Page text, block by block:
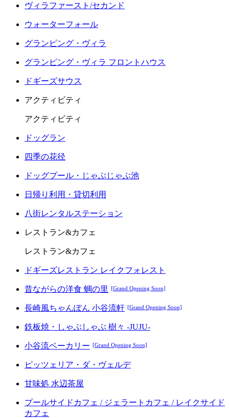
ヴィラファースト/セカンド
ウォーターフォール
グランピング・ヴィラ
グランピング・ヴィラ フロントハウス
ドギーズサウス
アクティビティ
アクティビティ
ドッグラン
四季の花径
ドッグプール・じゃぶじゃぶ池
日帰り利用・貸切利用
八街レンタルステーション
レストラン&カフェ
レストラン&カフェ
ドギーズレストラン レイクフォレスト
昔ながらの洋食 蜩の里 [Grand Opening Soon]
長崎風ちゃんぽん 小谷流軒 [Grand Opening Soon]
鉄板焼・しゃぶしゃぶ 樹々 -JUJU-
小谷流ベーカリー [Grand Opening Soon]
ピッツェリア・ダ・ヴェルデ
甘味処 水辺茶屋
プールサイドカフェ / ジェラートカフェ / レイクサイド
カフェ